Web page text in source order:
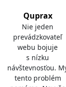
content
Quprax
Nie jeden
prevádzkovateľ
webu bojuje
s nízku
návštevnosťou.
tento problém